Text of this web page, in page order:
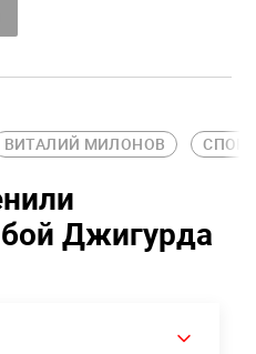
ВИТАЛИЙ МИЛОНОВ
Джигурда